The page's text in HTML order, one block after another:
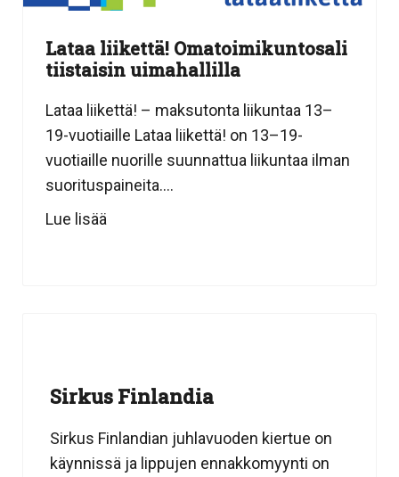
Lataa liikettä! Omatoimikuntosali
tiistaisin uimahallilla
Lataa liikettä! – maksutonta liikuntaa 13–
19-vuotiaille Lataa liikettä! on 13–19-
vuotiaille nuorille suunnattua liikuntaa ilman
suorituspaineita....
Lue lisää
Sirkus Finlandia
Sirkus Finlandian juhlavuoden kiertue on
käynnissä ja lippujen ennakkomyynti on